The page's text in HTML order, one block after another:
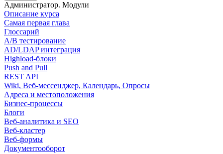
Администратор. Модули
Описание курса
Самая первая глава
Глоссарий
A/B тестирование
AD/LDAP интеграция
Highload-блоки
Push and Pull
REST API
Wiki, Веб-мессенджер, Календарь, Опросы
Адреса и местоположения
Бизнес-процессы
Блоги
Веб-аналитика и SEO
Веб-кластер
Веб-формы
Документооборот